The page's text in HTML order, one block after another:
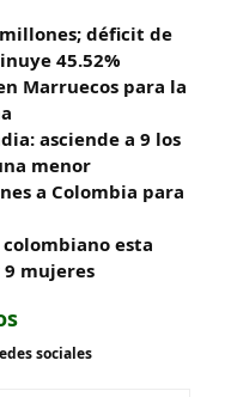
déficit de
45.52%
Marruecos para la
asciende a 9 los
menor
a Colombia para
esta
mujeres
sociales